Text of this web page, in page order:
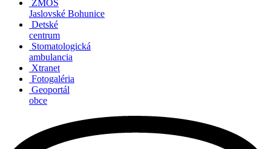
ZMOS
Jaslovské Bohunice
Detské
centrum
Stomatologická
ambulancia
Xtranet
Fotogaléria
Geoportál
obce